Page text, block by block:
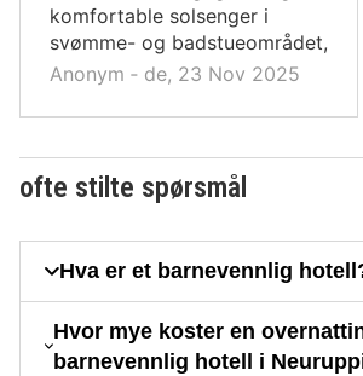
komfortable solsenger i
svømme- og badstueområdet,
Anonym ‐ de, 23 Nov 2025
ofte stilte spørsmål
Hva er et barnevennlig
Hvor mye koster en
barnevennlig hotell i